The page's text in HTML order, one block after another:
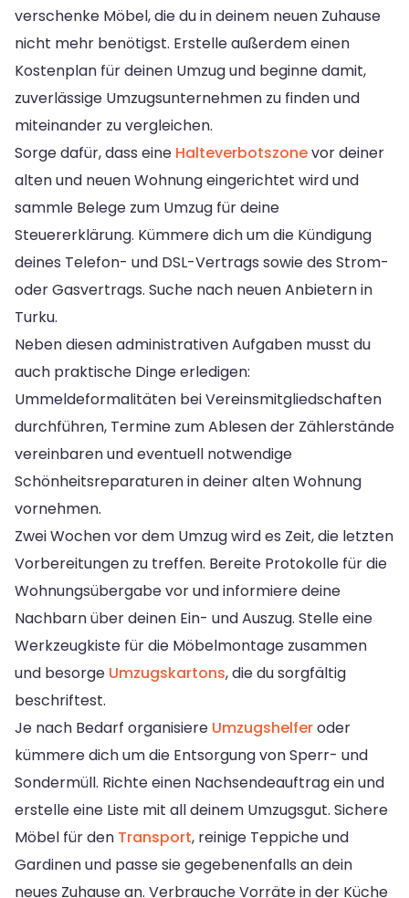
verschenke Möbel, die du in deinem neuen Zuhause
nicht mehr benötigst. Erstelle außerdem einen
Kostenplan für deinen Umzug und beginne damit,
zuverlässige Umzugsunternehmen zu finden und
miteinander zu vergleichen.
Sorge dafür, dass eine Halteverbotszonevor deiner
alten und neuen Wohnung eingerichtet wird und
sammle Belege zum Umzug für deine
Steuererklärung. Kümmere dich um die Kündigung
deines Telefon- und DSL-Vertrags sowie des Strom-
oder Gasvertrags. Suche nach neuen Anbietern in
Turku.
Neben diesen administrativen Aufgaben musst du
auch praktische Dinge erledigen:
Ummeldeformalitäten bei Vereinsmitgliedschaften
durchführen, Termine zum Ablesen der Zählerstände
vereinbaren und eventuell notwendige
Schönheitsreparaturen in deiner alten Wohnung
vornehmen.
Zwei Wochen vor dem Umzug wird es Zeit, die letzten
Vorbereitungen zu treffen. Bereite Protokolle für die
Wohnungsübergabe vor und informiere deine
Nachbarn über deinen Ein- und Auszug. Stelle eine
Werkzeugkiste für die Möbelmontage zusammen
und besorge Umzugskartons, die du sorgfältig
beschriftest.
Je nach Bedarf organisiere Umzugshelferoder
kümmere dich um die Entsorgung von Sperr- und
Sondermüll. Richte einen Nachsendeauftrag ein und
erstelle eine Liste mit all deinem Umzugsgut. Sichere
Möbel für den Transport, reinige Teppiche und
Gardinen und passe sie gegebenenfalls an dein
neues Zuhause an. Verbrauche Vorräte in der Küche